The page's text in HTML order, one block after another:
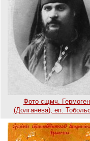
Фото сщмч.
(Долганева), еп.